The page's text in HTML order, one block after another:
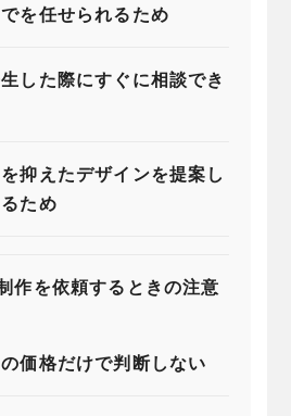
を任せられるため
した際にすぐに相談でき
を抑えたデザインを提案し
ため
作を依頼するときの注意
価格だけで判断しない